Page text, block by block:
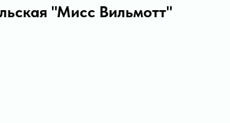
"Мисс Вильмотт"